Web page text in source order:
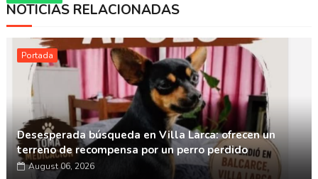
Whatsapp
NOTICIAS RELACIONADAS
Portada
Desesperada búsqueda en Villa Larca: ofrecen un
terreno de recompensa por un perro perdido
August 06, 2026